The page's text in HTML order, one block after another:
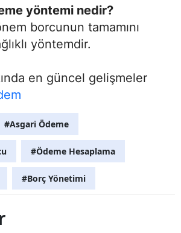
yöntemi nedir?
borcunun tamamını
yöntemdir.
en güncel gelişmeler
#Asgari Ödeme
#Ödeme Hesaplama
#Borç Yönetimi